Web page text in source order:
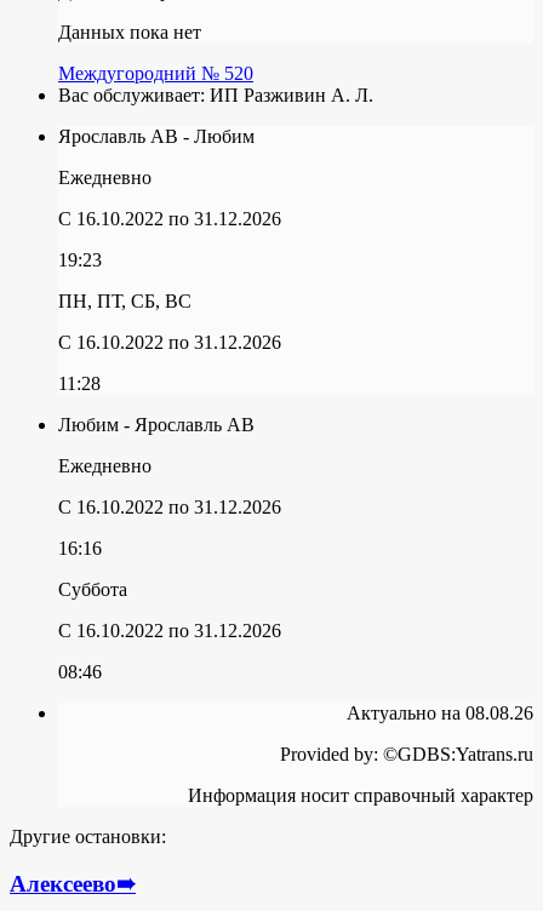
Данных пока нет
Междугородний № 520
Вас обслуживает: ИП Разживин А. Л.
Ярославль АВ - Любим
Ежедневно
C 16.10.2022 по 31.12.2026
19:23
ПН, ПТ, СБ, ВС
C 16.10.2022 по 31.12.2026
11:28
Любим - Ярославль АВ
Ежедневно
C 16.10.2022 по 31.12.2026
16:16
Суббота
C 16.10.2022 по 31.12.2026
08:46
Актуально на 08.08.26
Provided by: ©GDBS:Yatrans.ru
Информация носит справочный характер
Другие остановки:
Алексеево➠